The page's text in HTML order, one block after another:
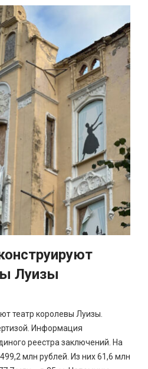
Луизы
театр королевы Луизы.
Информация
реестра заключений. На
млн рублей. Из них 61,6 млн